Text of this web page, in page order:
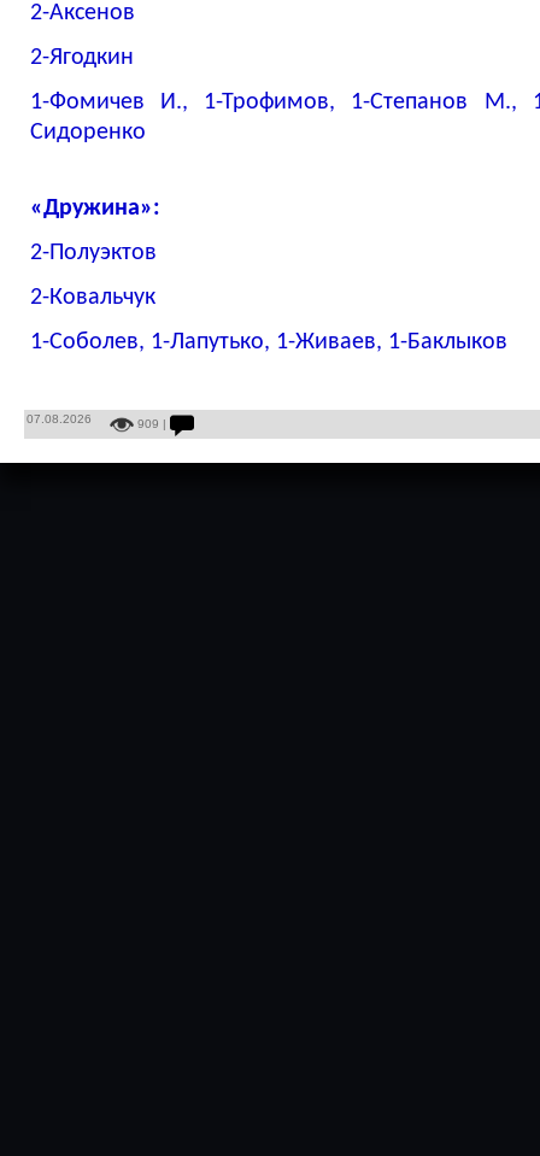
2-Аксенов
2-Ягодкин
1-Фомичев И., 1-Трофимов, 1-Степанов М.,
Сидоренко
«Дружина»:
2-Полуэктов
2-Ковальчук
1-Соболев, 1-Лапутько, 1-Живаев, 1-Баклыков
07.08.2026 909 |